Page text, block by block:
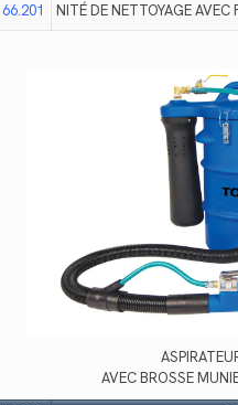
66.201 NITÉ DE NETTOYAGE AVEC
AVEC BROSSE